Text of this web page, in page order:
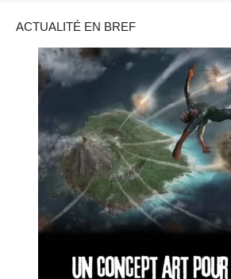
ACTUALITÉ EN BREF